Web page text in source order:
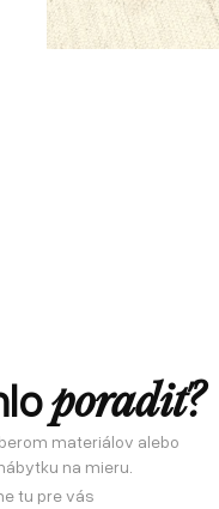
poradiť?
materiálov alebo
na mieru.
tu pre vás